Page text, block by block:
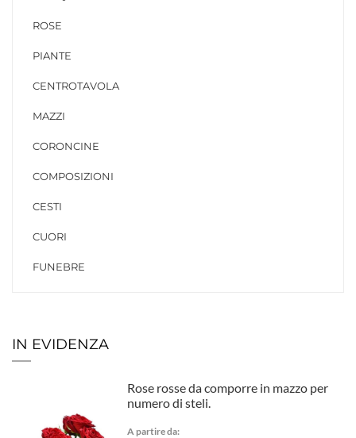
ROSE
PIANTE
CENTROTAVOLA
MAZZI
CORONCINE
COMPOSIZIONI
CESTI
CUORI
FUNEBRE
IN EVIDENZA
Rose rosse da comporre in mazzo per
numero di steli.
A partire da: